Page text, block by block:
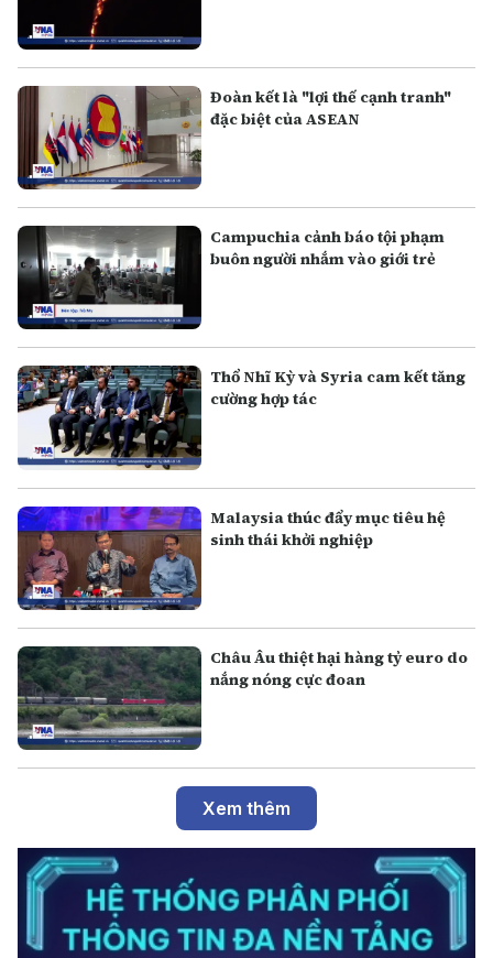
Đoàn kết là "lợi thế cạnh tranh"
đặc biệt của ASEAN
Campuchia cảnh báo tội phạm
buôn người nhắm vào giới trẻ
Thổ Nhĩ Kỳ và Syria cam kết tăng
cường hợp tác
Malaysia thúc đẩy mục tiêu hệ
sinh thái khởi nghiệp
Châu Âu thiệt hại hàng tỷ euro do
nắng nóng cực đoan
Xem thêm